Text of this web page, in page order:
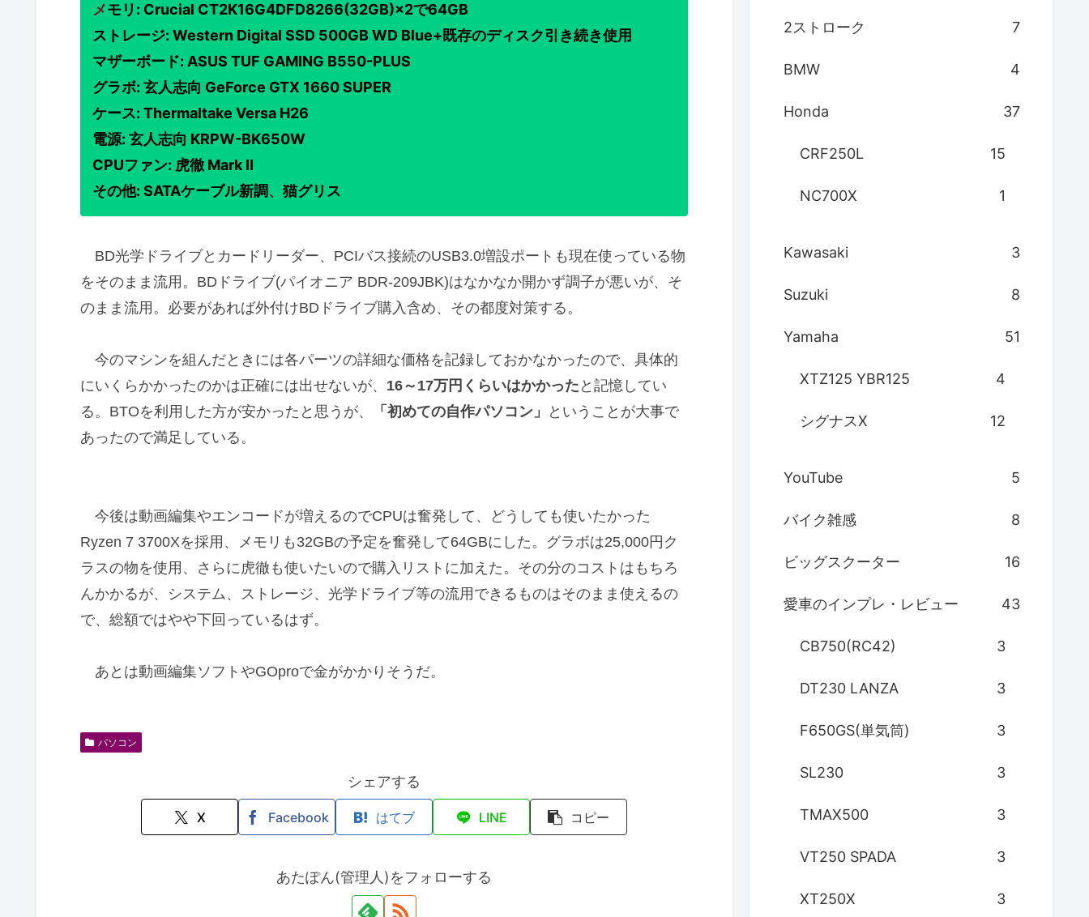
メモリ: Crucial CT2K16G4DFD8266(32GB)×2で64GB
ストレージ: Western Digital SSD 500GB WD Blue+既存のディスク引き続き使用
マザーボード: ASUS TUF GAMING B550-PLUS
グラボ: 玄人志向 GeForce GTX 1660 SUPER
ケース: Thermaltake Versa H26
電源: 玄人志向 KRPW-BK650W
CPUファン: 虎徹 Mark Ⅱ
その他: SATAケーブル新調、 猫グリス
BD光学ドライブとカードリーダー、PCIバス接続のUSB3.0増設ポートも現在使っている物
をそのまま流用。BDドライブ(パイオニア BDR-209JBK)はなかなか開かず調子が悪いが、そ
のまま流用。必要があれば外付けBDドライブ購入含め、その都度対策する。
今のマシンを組んだときには各パーツの詳細な価格を記録しておかなかったので、具体的
にいくらかかったのかは正確には出せないが、 16～17万円くらいはかかった と記憶してい
る。BTOを利用した方が安かったと思うが、
「初めての自作パソコン」
ということが大事で
あったので満足している。
今後は動画編集やエンコードが増えるのでCPUは奮発して、どうしても使いたかった
Ryzen 7 3700Xを採用、メモリも32GBの予定を奮発して64GBにした。グラボは25,000円ク
ラスの物を使用、さらに虎徹も使いたいので購入リストに加えた。その分のコストはもちろ
んかかるが、システム、ストレージ、光学ドライブ等の流用できるものはそのまま使えるの
で、総額ではやや下回っているはず。
あとは動画編集ソフトやGOproで金がかかりそうだ。
パソコン
シェアする
X Facebook はてブ LINE コピー
あたぽん(管理人)をフォローする
2ストローク 7
BMW 4
Honda 37
CRF250L 15
NC700X 1
Kawasaki 3
Suzuki 8
Yamaha 51
XTZ125 YBR125 4
シグナスX 12
YouTube 5
バイク雑感 8
ビッグスクーター 16
愛車のインプレ・レビュー 43
CB750(RC42) 3
DT230 LANZA 3
F650GS(単気筒) 3
SL230 3
TMAX500 3
VT250 SPADA 3
XT250X 3